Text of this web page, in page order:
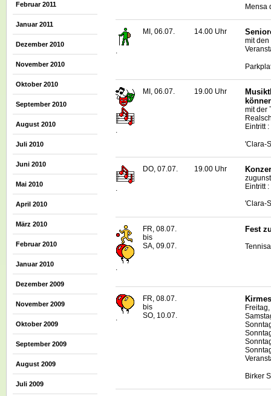
Februar 2011
Januar 2011
Dezember 2010
November 2010
Oktober 2010
September 2010
August 2010
Juli 2010
Juni 2010
Mai 2010
April 2010
März 2010
Februar 2010
Januar 2010
Dezember 2009
November 2009
Oktober 2009
September 2009
August 2009
Juli 2009
Mensa
.
MI, 06.07. 14.00 Uhr
mit den
.
MI, 06.07. 19.00 Uhr
mit der
Eintritt
'Clara-
.
DO, 07.07. 19.00 Uhr
Eintritt
'Clara-
FR, 08.07.
bis
SA, 09.07.
Fest
.
FR, 08.07.
bis
SO, 10.07.
Birker